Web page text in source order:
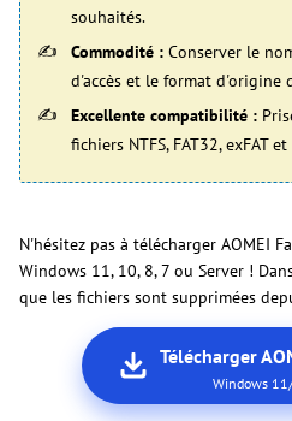
souhaités.
Commodité : Conserver le
d'accès et le format d'origine
Excellente compatibilité :
fichiers NTFS, FAT32, exFAT et
N'hésitez pas à télécharger AOMEI
Windows 11, 10, 8, 7 ou Server !
que les fichiers sont supprimées
Télécharger
Windows